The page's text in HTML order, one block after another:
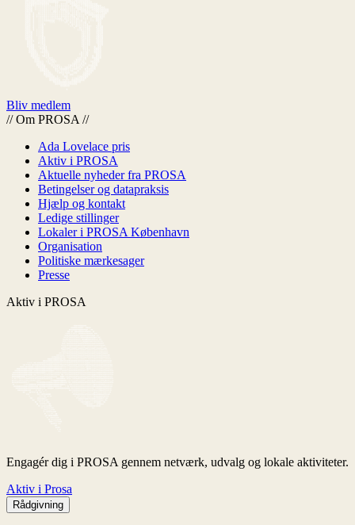
Bliv medlem
// Om PROSA //
Ada Lovelace pris
Aktiv i PROSA
Aktuelle nyheder fra PROSA
Betingelser og datapraksis
Hjælp og kontakt
Ledige stillinger
Lokaler i PROSA København
Organisation
Politiske mærkesager
Presse
Aktiv i PROSA
Engagér dig i PROSA gennem netværk, udvalg og lokale aktiviteter.
Aktiv i Prosa
Rådgivning